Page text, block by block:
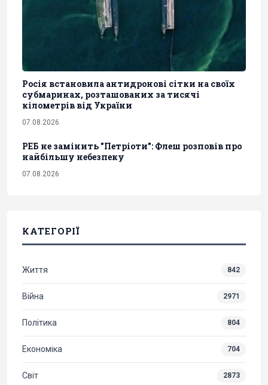
Росія встановила антидронові сітки на своїх
субмаринах, розташованих за тисячі
кілометрів від України
07.08.2026
РЕБ не замінить "Петріоти": Флеш розповів про
найбільшу небезпеку
07.08.2026
КАТЕГОРІЇ
Життя 842
Війна 2971
Політика 804
Економіка 704
Світ 2873